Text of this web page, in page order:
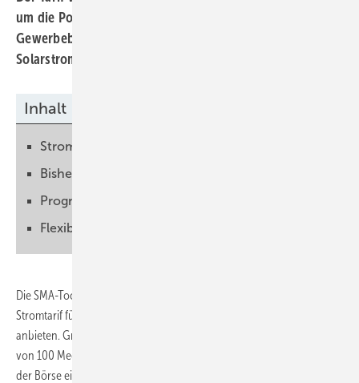
um die Potenziale der Flexibilität zu nutzen, die bei
Gewerbebetrieben vorhanden sind. Die
Solarstromnutzung vor Ort bleibt die erste Priorität.
Inhalt
Strom nutzen, wenn er preiswert ist
Bisherige Priorisierung bleibt
Prognosen zur Optimierung
Flexible Verbraucher nutzen
Die SMA-Tochter Coneva wird ab 1. Januar 2024 einen dynamischen
Stromtarif für gewerbliche und industrielle Stromverbraucher
anbieten. Grundvoraussetzung ist ein jährlicher Mindestverbrauch
von 100 Megawattstunden. Coneva kauft die Strommengen direkt an
der Börse ein und stellt sie den Unternehmen zum aktuellen